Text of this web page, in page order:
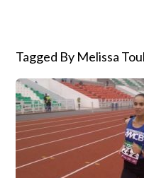
Tagged By Melissa